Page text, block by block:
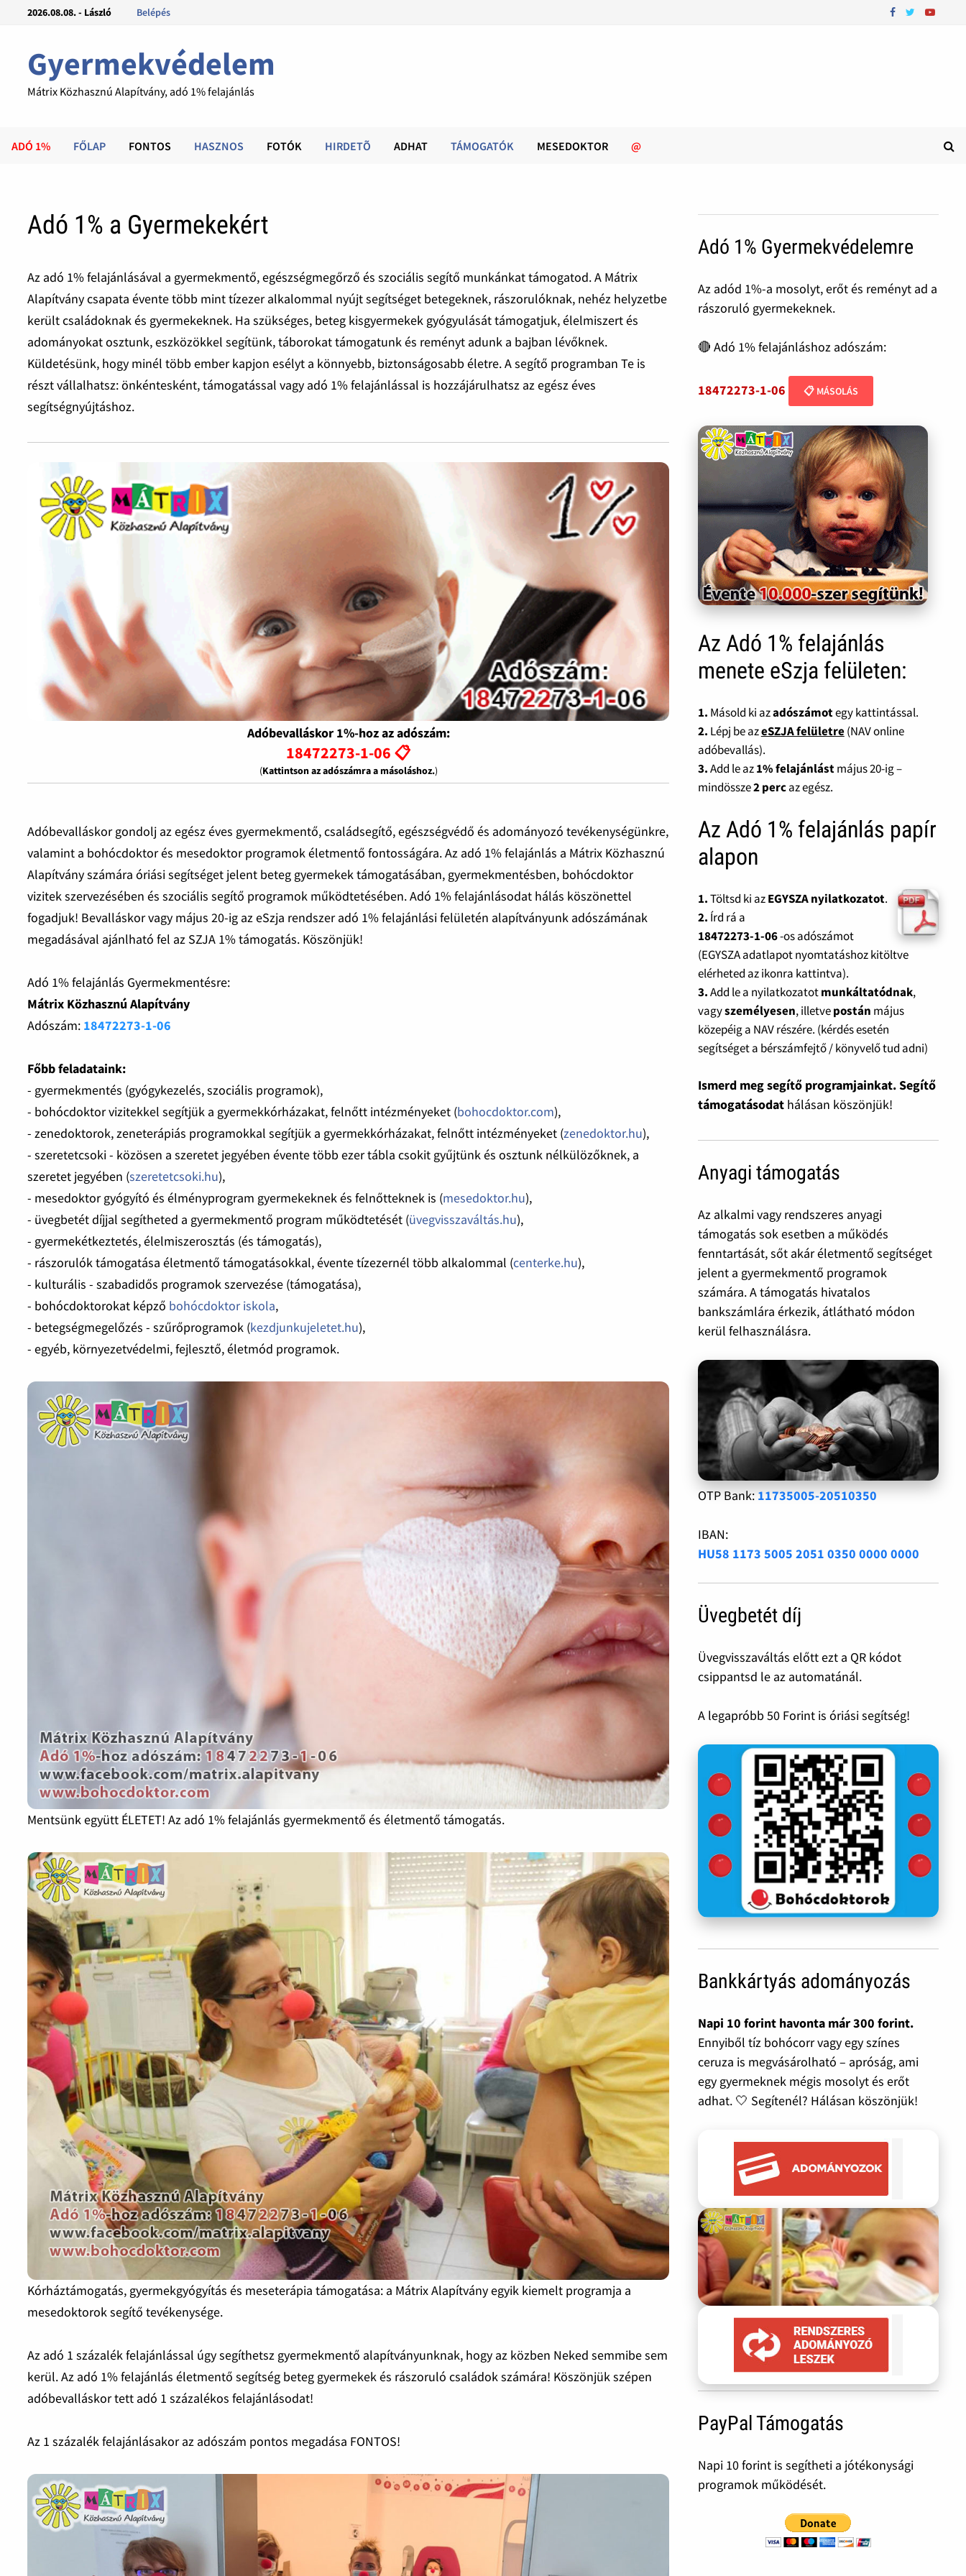
2026.08.08. - László Belépés
Gyermekvédelem
Mátrix Közhasznú Alapítvány, adó 1% felajánlás
ADÓ 1% FŐLAP FONTOS HASZNOS FOTÓK HIRDETÕ ADHAT TÁMOGATÓK MESEDOKTOR @
Adó 1% a Gyermekekért
Az adó 1% felajánlásával a gyermekmentő, egészségmegőrző és szociális segítő munkánkat támogatod. A Mátrix
Alapítvány csapata évente több mint tízezer alkalommal nyújt segítséget betegeknek, rászorulóknak, nehéz helyzetbe
került családoknak és gyermekeknek. Ha szükséges, beteg kisgyermekek gyógyulását támogatjuk, élelmiszert és
adományokat osztunk, eszközökkel segítünk, táborokat támogatunk és reményt adunk a bajban lévőknek.
Küldetésünk, hogy minél több ember kapjon esélyt a könnyebb, biztonságosabb életre. A segítő programban Te is
részt vállalhatsz: önkéntesként, támogatással vagy adó 1% felajánlással is hozzájárulhatsz az egész éves
segítségnyújtáshoz.
Adóbevalláskor 1%-hoz az adószám:
18472273-1-06 📋
(Kattintson az adószámra a másoláshoz.)
Adóbevalláskor gondolj az egész éves gyermekmentő, családsegítő, egészségvédő és adományozó tevékenységünkre,
valamint a bohócdoktor és mesedoktor programok életmentő fontosságára. Az adó 1% felajánlás a Mátrix Közhasznú
Alapítvány számára óriási segítséget jelent beteg gyermekek támogatásában, gyermekmentésben, bohócdoktor
vizitek szervezésében és szociális segítő programok működtetésében. Adó 1% felajánlásodat hálás köszönettel
fogadjuk! Bevalláskor vagy május 20-ig az eSzja rendszer adó 1% felajánlási felületén alapítványunk adószámának
megadásával ajánlható fel az SZJA 1% támogatás. Köszönjük!
Adó 1% felajánlás Gyermekmentésre:
Mátrix Közhasznú Alapítvány
Adószám: 18472273-1-06
Főbb feladataink:
- gyermekmentés (gyógykezelés, szociális programok),
- bohócdoktor vizitekkel segítjük a gyermekkórházakat, felnőtt intézményeket (bohocdoktor.com),
- zenedoktorok, zeneterápiás programokkal segítjük a gyermekkórházakat, felnőtt intézményeket (zenedoktor.hu),
- szeretetcsoki - közösen a szeretet jegyében évente több ezer tábla csokit gyűjtünk és osztunk nélkülözőknek, a
szeretet jegyében (szeretetcsoki.hu),
- mesedoktor gyógyító és élményprogram gyermekeknek és felnőtteknek is (mesedoktor.hu),
- üvegbetét díjjal segítheted a gyermekmentő program működtetését (üvegvisszaváltás.hu),
- gyermekétkeztetés, élelmiszerosztás (és támogatás),
- rászorulók támogatása életmentő támogatásokkal, évente tízezernél több alkalommal (centerke.hu),
- kulturális - szabadidős programok szervezése (támogatása),
- bohócdoktorokat képző bohócdoktor iskola,
- betegségmegelőzés - szűrőprogramok (kezdjunkujeletet.hu),
- egyéb, környezetvédelmi, fejlesztő, életmód programok.
Mentsünk együtt ÉLETET! Az adó 1% felajánlás gyermekmentő és életmentő támogatás.
Kórháztámogatás, gyermekgyógyítás és meseterápia támogatása: a Mátrix Alapítvány egyik kiemelt programja a
mesedoktorok segítő tevékenysége.
Az adó 1 százalék felajánlással úgy segíthetsz gyermekmentő alapítványunknak, hogy az közben Neked semmibe sem
kerül. Az adó 1% felajánlás életmentő segítség beteg gyermekek és rászoruló családok számára! Köszönjük szépen
adóbevalláskor tett adó 1 százalékos felajánlásodat!
Az 1 százalék felajánlásakor az adószám pontos megadása FONTOS!
Adó 1% Gyermekvédelemre
Az adód 1%-a mosolyt, erőt és reményt ad a
rászoruló gyermekeknek.
🔴 Adó 1% felajánláshoz adószám:
18472273-1-06 📋 MÁSOLÁS
Az Adó 1% felajánlás
menete eSzja felületen:
1. Másold ki azadószámotegy kattintással.
2. Lépj be azeSZJA felületre(NAV online
adóbevallás).
3.Add le az1% felajánlástmájus 20-ig –
mindössze2 percaz egész.
Az Adó 1% felajánlás papír
alapon
1.Töltsd ki azEGYSZA nyilatkozatot.
2. Írd rá a
18472273-1-06-os adószámot
(EGYSZA adatlapot nyomtatáshoz kitöltve
elérheted az ikonra kattintva).
3.Add le a nyilatkozatotmunkáltatódnak,
vagyszemélyesen, illetvepostán május
közepéig a NAV részére. (kérdés esetén
segítséget a bérszámfejtő / könyvelő tud adni)
Ismerd meg segítő programjainkat. Segítő
támogatásodat hálásan köszönjük!
Anyagi támogatás
Az alkalmi vagy rendszeres anyagi
támogatás sok esetben a működés
fenntartását, sőt akár életmentő segítséget
jelent a gyermekmentő programok
számára. A támogatás hivatalos
bankszámlára érkezik, átlátható módon
kerül felhasználásra.
OTP Bank: 11735005-20510350
IBAN:
HU58 1173 5005 2051 0350 0000 0000
Üvegbetét díj
Üvegvisszaváltás előtt ezt a QR kódot
csippantsd le az automatánál.
A legapróbb 50 Forint is óriási segítség!
Bankkártyás adományozás
Napi 10 forint havonta már 300 forint.
Ennyiből tíz bohócorr vagy egy színes
ceruza is megvásárolható – apróság, ami
egy gyermeknek mégis mosolyt és erőt
adhat. 🤍 Segítenél? Hálásan köszönjük!
PayPal Támogatás
Napi 10 forint is segítheti a jótékonysági
programok működését.